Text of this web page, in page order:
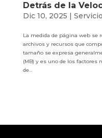
Detrás de la
Dic 10, 2025 |
La medida de página web se
archivos y recursos que
tamaño se expresa
(MB) y es uno de los factores
de...